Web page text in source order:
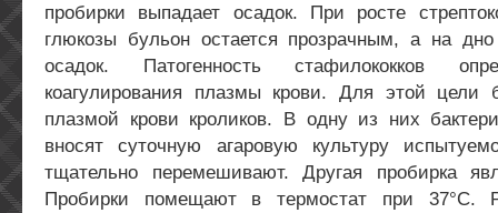
пробирки выпадает осадок. При росте
глюкозы бульон остается прозрачным, а на
осадок. Патогенность стафилококков
коагулирования плазмы крови. Для этой цели
плазмой крови кроликов. В одну из них
вносят суточную агаровую культуру
тщательно перемешивают. Другая пробирка
Пробирки помещают в термостат при 37°С.